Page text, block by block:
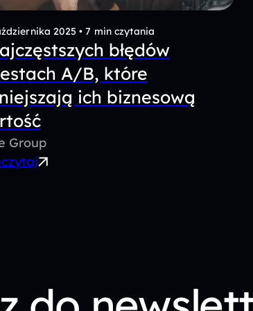
października 2025• 7 min czytania
najczęstszych błędów
testach A/B, które
ich biznesową
Group